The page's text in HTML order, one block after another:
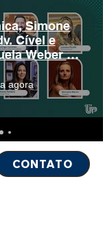
Simone
Cível e
Weber -
2026
agora
CONTATO